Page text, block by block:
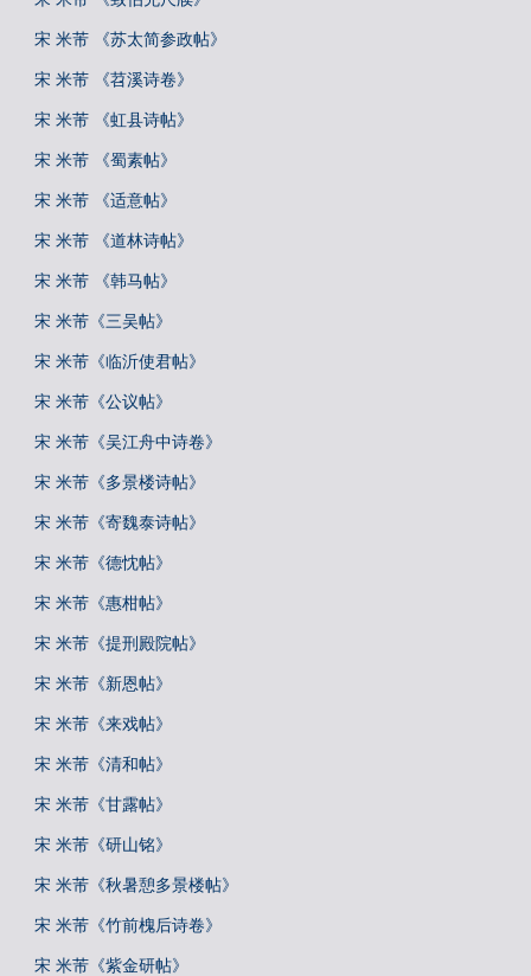
宋 米芾 《苏太简参政帖》
宋 米芾 《苕溪诗卷》
宋 米芾 《虹县诗帖》
宋 米芾 《蜀素帖》
宋 米芾 《适意帖》
宋 米芾 《道林诗帖》
宋 米芾 《韩马帖》
宋 米芾《三吴帖》
宋 米芾《临沂使君帖》
宋 米芾《公议帖》
宋 米芾《吴江舟中诗卷》
宋 米芾《多景楼诗帖》
宋 米芾《寄魏泰诗帖》
宋 米芾《德忱帖》
宋 米芾《惠柑帖》
宋 米芾《提刑殿院帖》
宋 米芾《新恩帖》
宋 米芾《来戏帖》
宋 米芾《清和帖》
宋 米芾《甘露帖》
宋 米芾《研山铭》
宋 米芾《秋暑憩多景楼帖》
宋 米芾《竹前槐后诗卷》
宋 米芾《紫金研帖》